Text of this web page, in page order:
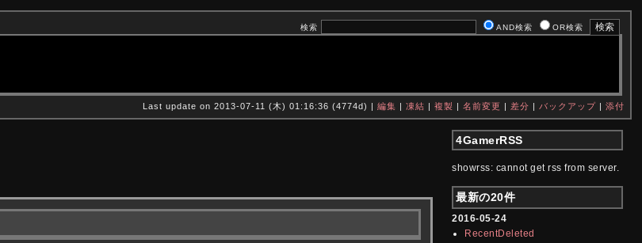
検索 AND検索 OR検索
Last update on 2013-07-11 (木) 01:16:36 (4774d) | 編集 凍結 複製 名前変更 差分 バックアップ 添付
4GamerRSS
showrss: cannot get rss from server.
最新の20件
2016-05-24
RecentDeleted